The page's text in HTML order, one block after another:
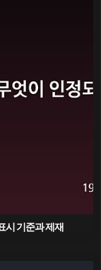
시 기준과 제재